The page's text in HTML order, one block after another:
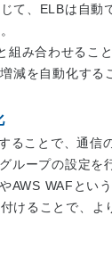
て、ELBは自動
組み合わせるこ
減を自動化する
ることで、通信
ループの設定を
AWS WAFとい
けることで、よ